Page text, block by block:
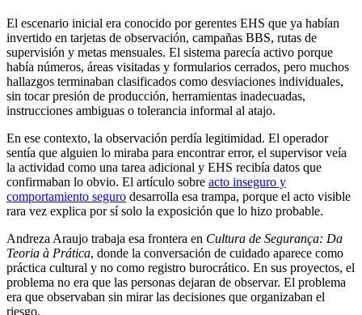
El escenario inicial era conocido por gerentes EHS que ya habían
invertido en tarjetas de observación, campañas BBS, rutas de
supervisión y metas mensuales. El sistema parecía activo porque
había números, áreas visitadas y formularios cerrados, pero muchos
hallazgos terminaban clasificados como desviaciones individuales,
sin tocar presión de producción, herramientas inadecuadas,
instrucciones ambiguas o tolerancia informal al atajo.
En ese contexto, la observación perdía legitimidad. El operador
sentía que alguien lo miraba para encontrar error, el supervisor veía
la actividad como una tarea adicional y EHS recibía datos que
confirmaban lo obvio. El artículo sobre acto inseguro y
comportamiento seguro desarrolla esa trampa, porque el acto visible
rara vez explica por sí solo la exposición que lo hizo probable.
Andreza Araujo trabaja esa frontera en Cultura de Segurança: Da
Teoria à Prática, donde la conversación de cuidado aparece como
práctica cultural y no como registro burocrático. En sus proyectos, el
problema no era que las personas dejaran de observar. El problema
era que observaban sin mirar las decisiones que organizaban el
riesgo.